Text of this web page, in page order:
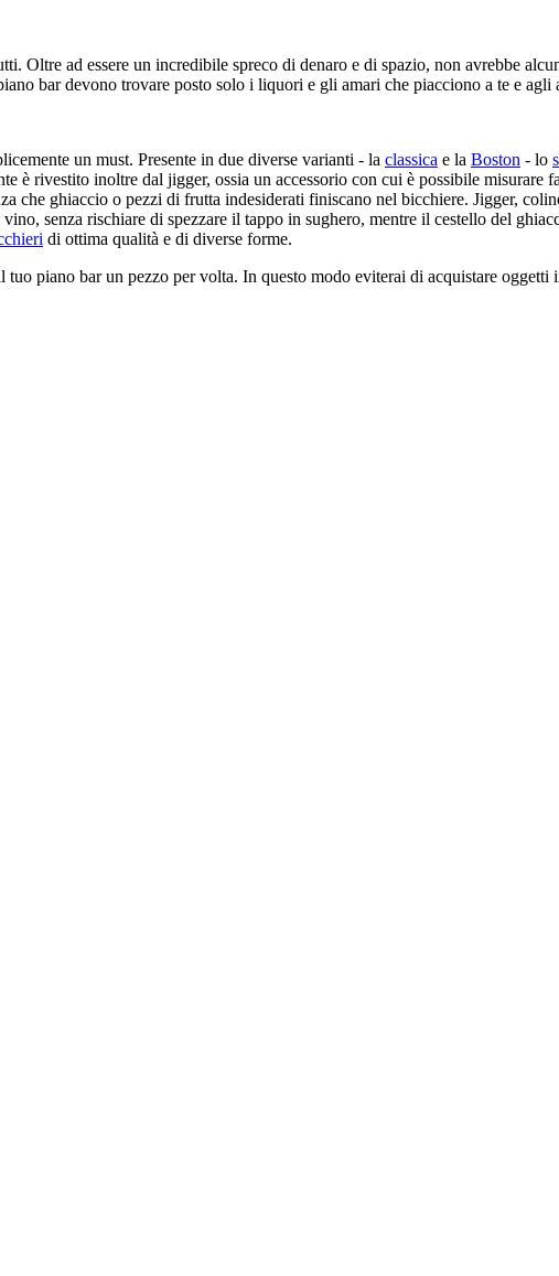
Oltre ad essere un incredibile spreco di denaro e di spazio, non avrebbe
bar devono trovare posto solo i liquori e gli amari che piacciono a te e agli
un must. Presente in due diverse varianti - la classica e la Boston - lo
è rivestito inoltre dal jigger, ossia un accessorio con cui è possibile misurare
che ghiaccio o pezzi di frutta indesiderati finiscano nel bicchiere. Jigger,
senza rischiare di spezzare il tappo in sughero, mentre il cestello del
di ottima qualità e di diverse forme.
tuo piano bar un pezzo per volta. In questo modo eviterai di acquistare